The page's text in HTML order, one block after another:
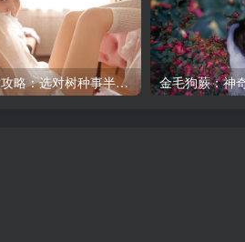
东北种树攻略：选对树种事半功倍！（数字序号） 金毛狗蕨：神